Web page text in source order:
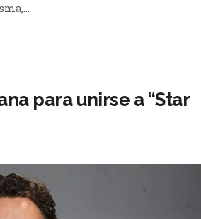
para unirse a “Star